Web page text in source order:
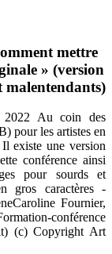
mettre
» (version
malentendants)
2022 Au coin des
pour les artistes en
existe une version
conférence ainsi
pour sourds et
gros caractères -
Fournier,
conférence
(c) Copyright Art